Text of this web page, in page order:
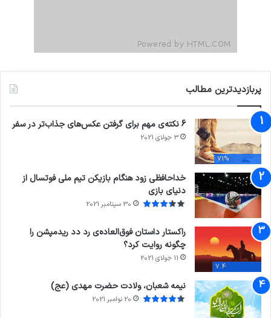
پربازدیدترین مطالب
71%
6 نکته‌ی مهم برای گرفتن عکس‌های جذاب‌تر در سفر
3 جولای 2021
خداحافظی زود هنگام بازیکن تیم ملی فوتسال از
دنیای بازی
30 سپتامبر 2021
7.4
راکستار داستان فوق‌العاده‌ی رد دد ریدمپشن را
چگونه روایت کرد؟
11 جولای 2021
نیمه شعبان، ولادت حضرت مهدی (عج)
20 نوامبر 2021